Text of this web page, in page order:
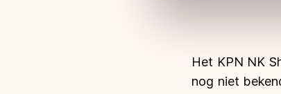
Het KPN NK
nog niet